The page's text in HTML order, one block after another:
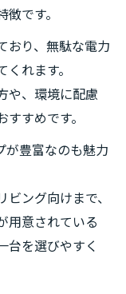
です。
おり、無駄な電力
れます。
や、環境に配慮
すめです。
が豊富なのも魅力
ング向けまで、
用意されている
台を選びやすく